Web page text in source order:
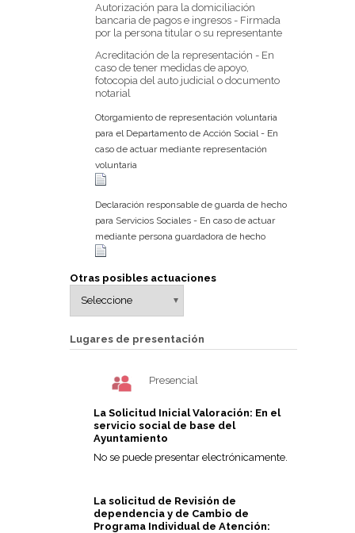
Autorización para la domiciliación
bancaria de pagos e ingresos - Firmada
por la persona titular o su representante
Acreditación de la representación - En
caso de tener medidas de apoyo,
fotocopia del auto judicial o documento
notarial
Otorgamiento de representación voluntaria
para el Departamento de Acción Social - En
caso de actuar mediante representación
voluntaria
Declaración responsable de guarda de hecho
para Servicios Sociales - En caso de actuar
mediante persona guardadora de hecho
Otras posibles actuaciones
Lugares de presentación
Presencial
La Solicitud Inicial Valoración: En el
servicio social de base del
Ayuntamiento
No se puede presentar electrónicamente.
La solicitud de Revisión de
dependencia y de Cambio de
Programa Individual de Atención: